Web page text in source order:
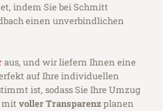
indem Sie bei Schmitt
einen unverbindlichen
aus, und wir liefern Ihnen eine
auf Ihre individuellen
ist, sodass Sie Ihre Umzug
mitvoller Transparenzplanen